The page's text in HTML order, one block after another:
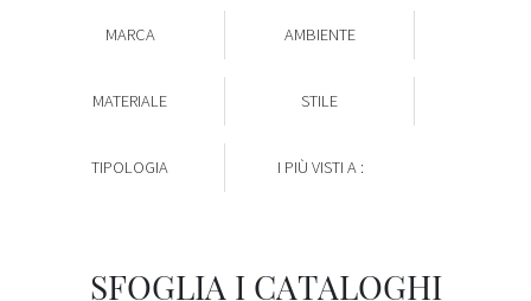
MARCA AMBIENTE
MATERIALE STILE
TIPOLOGIA I PIÙ VISTI A :
SFOGLIA I CATALOGHI